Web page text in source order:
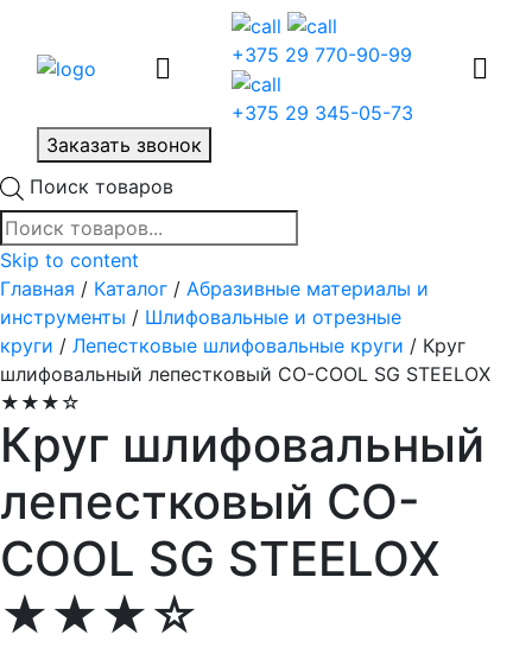
+375 29 770-90-99
+375 29 345-05-73
Заказать звонок
Поиск товаров
Skip to content
Главная / Каталог / Абразивные материалы и
инструменты / Шлифовальные и отрезные
круги / Лепестковые шлифовальные круги / Круг
шлифовальный лепестковый CO-COOL SG STEELOX
★★★☆
Круг шлифовальный
лепестковый CO-
COOL SG STEELOX
★★★☆